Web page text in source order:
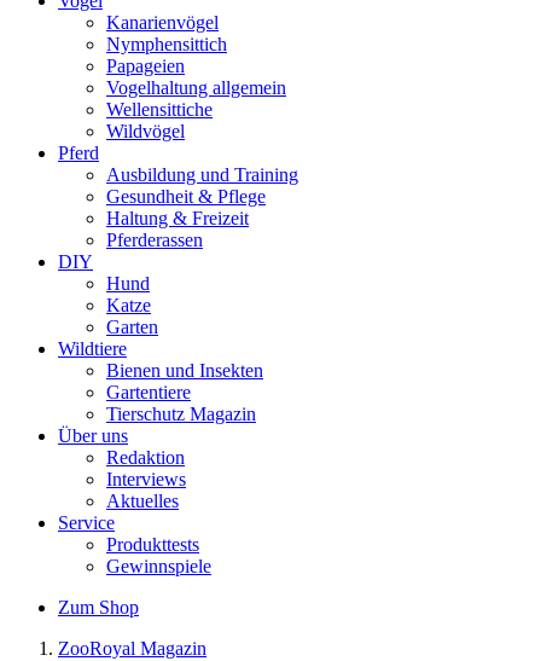
Kanarienvögel
Nymphensittich
Papageien
Vogelhaltung allgemein
Wellensittiche
Wildvögel
Pferd
Ausbildung und Training
Gesundheit & Pflege
Haltung & Freizeit
Pferderassen
DIY
Hund
Katze
Garten
Wildtiere
Bienen und Insekten
Gartentiere
Tierschutz Magazin
Über uns
Redaktion
Interviews
Aktuelles
Service
Produkttests
Gewinnspiele
Zum Shop
ZooRoyal Magazin